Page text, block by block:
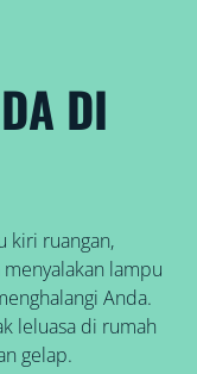
DI
kiri ruangan,
lampu
Anda.
leluasa di rumah
gelap.